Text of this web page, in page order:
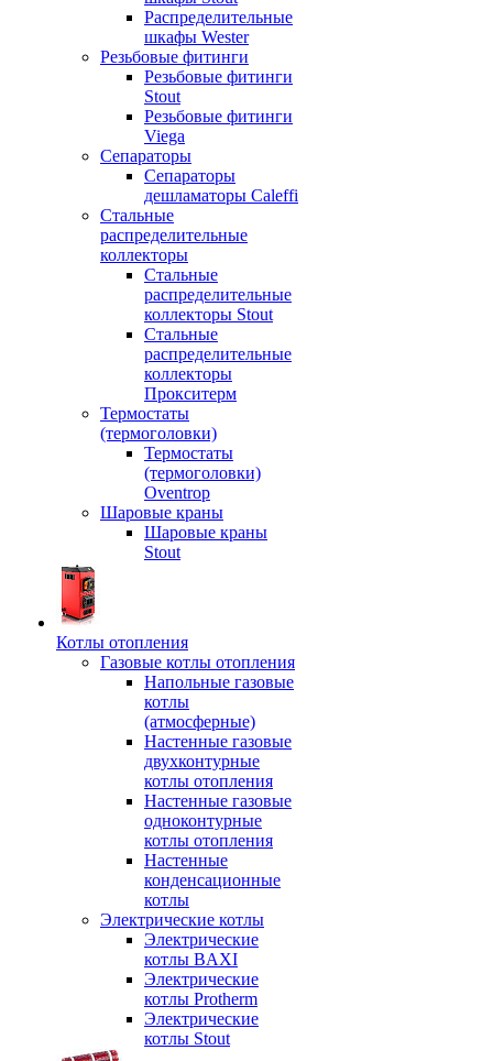
Распределительные
шкафы Wester
Резьбовые фитинги
Резьбовые фитинги
Stout
Резьбовые фитинги
Viega
Сепараторы
Сепараторы
дешламаторы Caleffi
Стальные
распределительные
коллекторы
Стальные
распределительные
коллекторы Stout
Стальные
распределительные
коллекторы
Прокситерм
Термостаты
(термоголовки)
Термостаты
(термоголовки)
Oventrop
Шаровые краны
Шаровые краны
Stout
Котлы отопления
Газовые котлы отопления
Напольные газовые
котлы
(атмосферные)
Настенные газовые
двухконтурные
котлы отопления
Настенные газовые
одноконтурные
котлы отопления
Настенные
конденсационные
котлы
Электрические котлы
Электрические
котлы BAXI
Электрические
котлы Protherm
Электрические
котлы Stout